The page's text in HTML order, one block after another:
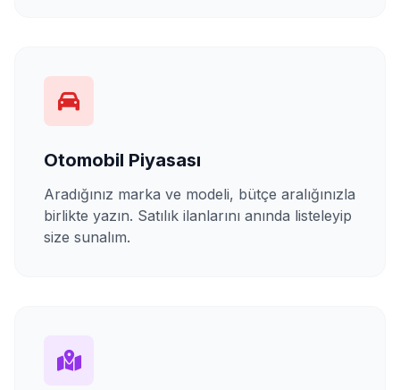
Otomobil Piyasası
Aradığınız marka ve modeli, bütçe aralığınızla
birlikte yazın. Satılık ilanlarını anında listeleyip
size sunalım.